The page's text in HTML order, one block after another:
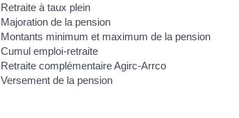
Retraite à taux plein
Majoration de la pension
Montants minimum et maximum de la pension
Cumul emploi-retraite
Retraite complémentaire Agirc-Arrco
Versement de la pension